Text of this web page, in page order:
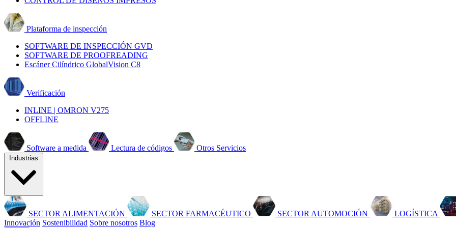
Plataforma de inspección
SOFTWARE DE INSPECCIÓN GVD
SOFTWARE DE PROOFREADING
Escáner Cilíndrico GlobalVision C8
Verificación
INLINE | OMRON V275
OFFLINE
Software a medida Lectura de códigos Otros Servicios
SECTOR ALIMENTACIÓN SECTOR FARMACÉUTICO SECTOR AUTOMOCIÓN LOGÍSTICA
Innovación Sostenibilidad Sobre nosotros Blog